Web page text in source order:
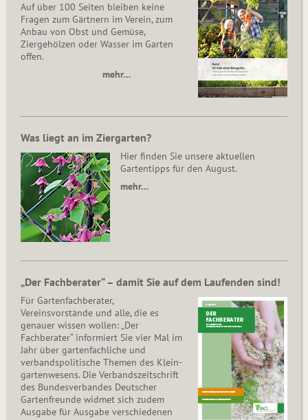
Auf über 100 Seiten bleiben keine
Fragen zum Gärtnern im Verein, zum
Anbau von Obst und Gemüse,
Ziergehölzen oder Wasser im Garten
offen.
mehr…
Was liegt an im Ziergarten?
Hier finden Sie unsere aktuellen
Gartentipps für den August.
mehr…
„Der Fachberater“ – damit Sie auf dem Laufenden sind!
Für Gartenfachberater,
Vereinsvorstände und alle, die es
genauer wissen wollen: „Der
Fachberater“ informiert Sie vier Mal im
Jahr über gartenfachliche und
verbandspolitische Themen des Klein­
gar­ten­wesens. Die Ver­bands­zeit­schrift
des Bun­des­ver­ban­des Deutscher
Gartenfreunde widmet sich zudem
Ausgabe für Ausgabe verschiedenen